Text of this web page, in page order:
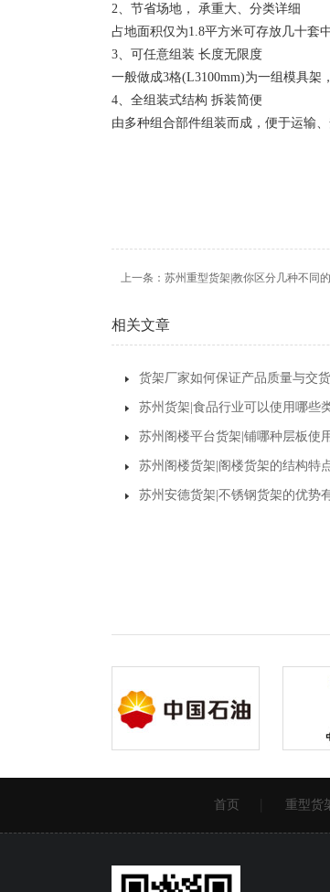
2、节省场地， 承重大、分类详细
占地面积仅为1.8平方米可存放几十套
3、可任意组装 长度无限度
一般做成3格(L3100mm)为一组模具架
4、全组装式结构 拆装简便
由多种组合部件组装而成，便于运输
上一条： 苏州重型货架|教你区分几种不同
相关文章
货架厂家如何保证产品质量与交
苏州货架|食品行业可以使用哪些
苏州阁楼平台货架|铺哪种层板使
苏州阁楼货架|阁楼货架的结构特
苏州安德货架|不锈钢货架的优势
首页 重型货